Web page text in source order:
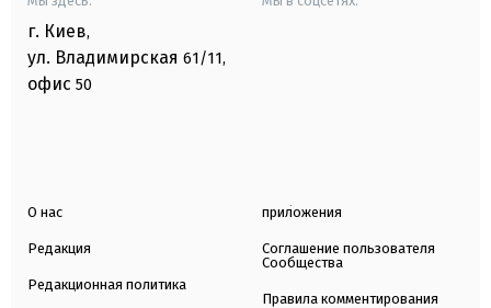
г. Киев,
ул. Владимирская 61/11,
офис 50
О нас
Редакция
Редакционная политика
приложения
Соглашение пользователя
Сообщества
Правила комментирования